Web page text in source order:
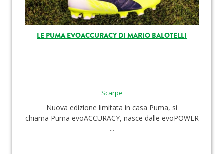
LE PUMA EVOACCURACY DI MARIO BALOTELLI
Scarpe
Nuova edizione limitata in casa Puma, si
chiama Puma evoACCURACY, nasce dalle evoPOWER
...